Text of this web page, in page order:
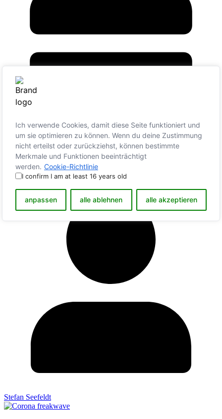
Ich verwende Cookies, damit diese Seite funktioniert und
um sie optimieren zu können. Wenn du deine Zustimmung
nicht erteilst oder zurückziehst, können bestimmte
Merkmale und Funktionen beeinträchtigt
werden. Cookie-Richtlinie
I confirm I am at least 16 years old
anpassen alle ablehnen alle akzeptieren
20. März 2020
Stefan Seefeldt